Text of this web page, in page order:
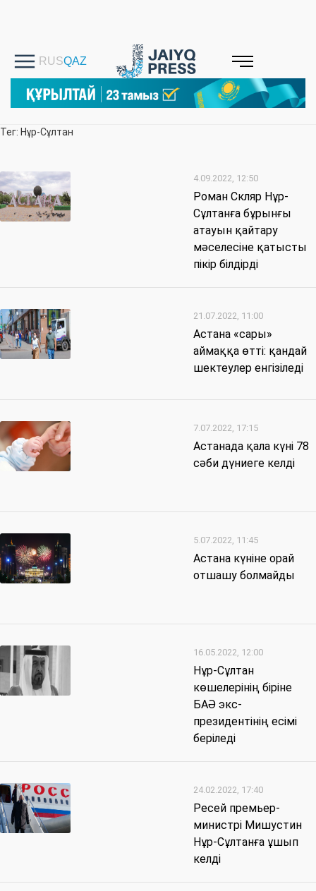
Тег: Нұр-Сұлтан
4.09.2022, 12:50
Роман Скляр Нұр-
Сұлтанға бұрынғы
атауын қайтару
мәселесіне қатысты
пікір білдірді
21.07.2022, 11:00
Астана «сары»
аймаққа өтті: қандай
шектеулер енгізіледі
7.07.2022, 17:15
Астанада қала күні 78
сәби дүниеге келді
5.07.2022, 11:45
Астана күніне орай
отшашу болмайды
16.05.2022, 12:00
Нұр-Сұлтан
көшелерінің біріне
БАӘ экс-
президентінің есімі
беріледі
24.02.2022, 17:40
Ресей премьер-
министрі Мишустин
Нұр-Сұлтанға ұшып
келді